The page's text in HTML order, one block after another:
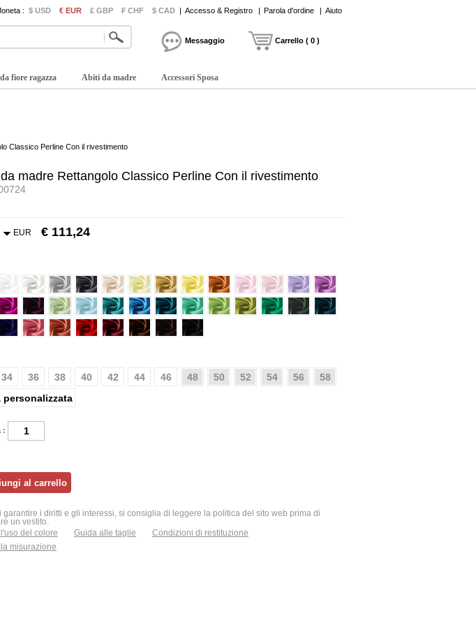
: $ USD € EUR £ GBP ₣ CHF $ CAD | Accesso & Registro | Parola d'ordine | Aiuto
Messaggio Carrello ( 0 )
fiore ragazza Abiti da madre Accessori Sposa
Classico Perline Con il rivestimento
madre Rettangolo Classico Perline Con il rivestimento
EUR € 111,24
34 36 38 40 42 44 46 48 50 52 54 56
58
personalizzata
:
garantire i diritti e gli interessi, si consiglia di leggere la politica del sito web prima di
un vestito.
del colore
Guida alle taglie
Condizioni di restituzione
misurazione